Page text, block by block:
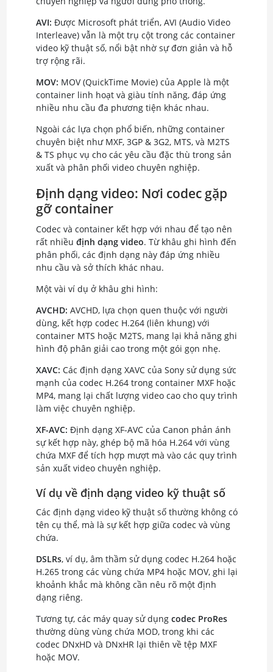
AVI: Được Microsoft phát triển, AVI (Audio Video
Interleave) vẫn là một trụ cột trong các container
video kỹ thuật số, nổi bật nhờ sự đơn giản và hỗ
trợ rộng rãi.
MOV: MOV (QuickTime Movie) của Apple là một
container linh hoạt và giàu tính năng, đáp ứng
nhiều nhu cầu đa phương tiện khác nhau.
Ngoài các lựa chọn phổ biến, những container
chuyên biệt như MXF, 3GP & 3G2, MTS, và M2TS
& TS phục vụ cho các yêu cầu đặc thù trong sản
xuất và phân phối video chuyên nghiệp.
Định dạng video: Nơi codec gặp
gỡ container
Codec và container kết hợp với nhau để tạo nên
rất nhiều định dạng video. Từ khâu ghi hình đến
phân phối, các định dạng này đáp ứng nhiều
nhu cầu và sở thích khác nhau.
Một vài ví dụ ở khâu ghi hình:
AVCHD: AVCHD, lựa chọn quen thuộc với người
dùng, kết hợp codec H.264 (liên khung) với
container MTS hoặc M2TS, mang lại khả năng ghi
hình độ phân giải cao trong một gói gọn nhẹ.
XAVC: Các định dạng XAVC của Sony sử dụng sức
mạnh của codec H.264 trong container MXF hoặc
MP4, mang lại chất lượng video cao cho quy trình
làm việc chuyên nghiệp.
XF-AVC: Định dạng XF-AVC của Canon phản ánh
sự kết hợp này, ghép bộ mã hóa H.264 với vùng
chứa MXF để tích hợp mượt mà vào các quy trình
sản xuất video chuyên nghiệp.
Ví dụ về định dạng video kỹ thuật số
Các định dạng video kỹ thuật số thường không có
tên cụ thể, mà là sự kết hợp giữa codec và vùng
chứa.
DSLRs, ví dụ, âm thầm sử dụng codec H.264 hoặc
H.265 trong các vùng chứa MP4 hoặc MOV, ghi lại
khoảnh khắc mà không cần nêu rõ một định
dạng riêng.
Tương tự, các máy quay sử dụng codec ProRes
thường dùng vùng chứa MOD, trong khi các
codec DNxHD và DNxHR lại thiên về tệp MXF
hoặc MOV.